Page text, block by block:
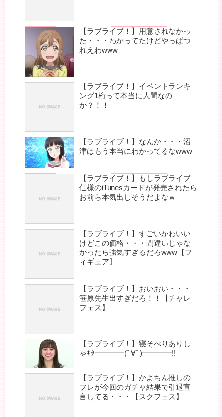
【ラブライブ！】用意されなかっ
た・・・わかってたけどやっぱつ
れえわwww
【ラブライブ！】イベントランキ
ング1桁って本当に人間なの
か？！！
【ラブライブ！】なんか・・・沼
津はもう本当にわかってるなwww
【ラブライブ！】もしラブライブ
仕様のiTunesカードが発売されたら
お前ら本気出しそうだよなｗ
【ラブライブ！】すごいかわいい
けどこの価格・・・間違いじゃな
かったら強気すぎるだろwww【フ
ィギュア】
【ラブライブ！】おいおい・・・
笹原先生出すぎだろ！！【チャレ
フェス】
【ラブライブ！】寝そべりありし
ゃｷﾀ━━━━(ﾟ∀ﾟ)━━━━!!
【ラブライブ！】かよちん推しの
フレが今回のガチャ結果で引退宣
言してる・・・【スクフェス】